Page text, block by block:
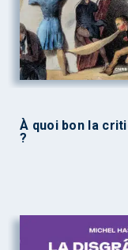
À quoi bon la
?